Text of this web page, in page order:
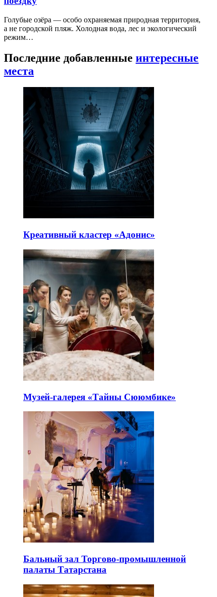
Голубые озёра — особо охраняемая природная территория,
а не городской пляж. Холодная вода, лес и экологический
режим…
Последние добавленные интересные
места
Креативный кластер «Адонис»
Музей-галерея «Тайны Сююмбике»
Бальный зал Торгово-промышленной
палаты Татарстана